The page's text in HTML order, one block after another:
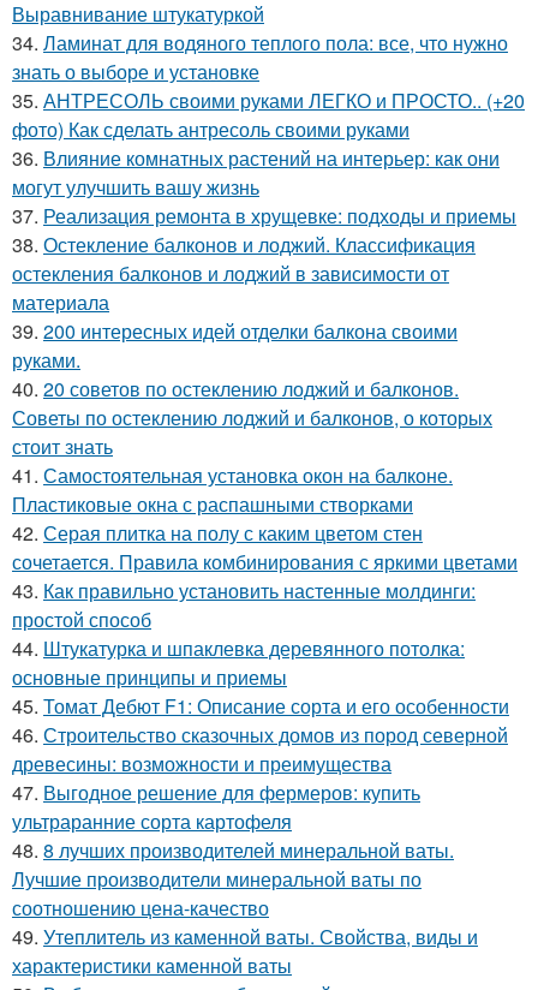
Выравнивание штукатуркой
34. Ламинат для водяного теплого пола: все, что нужно
знать о выборе и установке
35. АНТРЕСОЛЬ своими руками ЛЕГКО и ПРОСТО.. (+20
фото) Как сделать антресоль своими руками
36. Влияние комнатных растений на интерьер: как они
могут улучшить вашу жизнь
37. Реализация ремонта в хрущевке: подходы и приемы
38. Остекление балконов и лоджий. Классификация
остекления балконов и лоджий в зависимости от
материала
39. 200 интересных идей отделки балкона своими
руками.
40. 20 советов по остеклению лоджий и балконов.
Советы по остеклению лоджий и балконов, о которых
стоит знать
41. Самостоятельная установка окон на балконе.
Пластиковые окна с распашными створками
42. Серая плитка на полу с каким цветом стен
сочетается. Правила комбинирования с яркими цветами
43. Как правильно установить настенные молдинги:
простой способ
44. Штукатурка и шпаклевка деревянного потолка:
основные принципы и приемы
45. Томат Дебют F1: Описание сорта и его особенности
46. Строительство сказочных домов из пород северной
древесины: возможности и преимущества
47. Выгодное решение для фермеров: купить
ультраранние сорта картофеля
48. 8 лучших производителей минеральной ваты.
Лучшие производители минеральной ваты по
соотношению цена-качество
49. Утеплитель из каменной ваты. Свойства, виды и
характеристики каменной ваты